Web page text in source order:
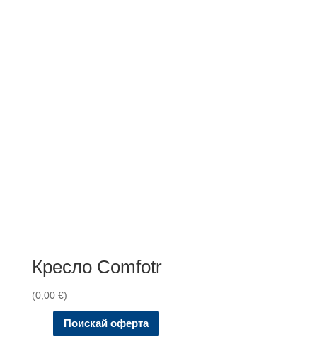
Кресло Comfotr
(0,00 €)
Поискай оферта